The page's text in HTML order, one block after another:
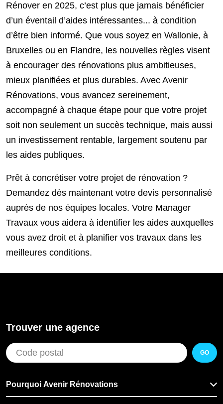
Rénover en 2025, c’est plus que jamais bénéficier
d’un éventail d’aides intéressantes... à condition
d’être bien informé. Que vous soyez en Wallonie, à
Bruxelles ou en Flandre, les nouvelles règles visent
à encourager des rénovations plus ambitieuses,
mieux planifiées et plus durables. Avec Avenir
Rénovations, vous avancez sereinement,
accompagné à chaque étape pour que votre projet
soit non seulement un succès technique, mais aussi
un investissement rentable, largement soutenu par
les aides publiques.
Prêt à concrétiser votre projet de rénovation ?
Demandez dès maintenant votre devis personnalisé
auprès de nos équipes locales. Votre Manager
Travaux vous aidera à identifier les aides auxquelles
vous avez droit et à planifier vos travaux dans les
meilleures conditions.
Trouver une agence
GO
Pourquoi Avenir Rénovations